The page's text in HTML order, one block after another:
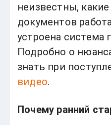
неизвестны,
документов
устроена система
Подробно о
знать при
видео.
Почему ранний